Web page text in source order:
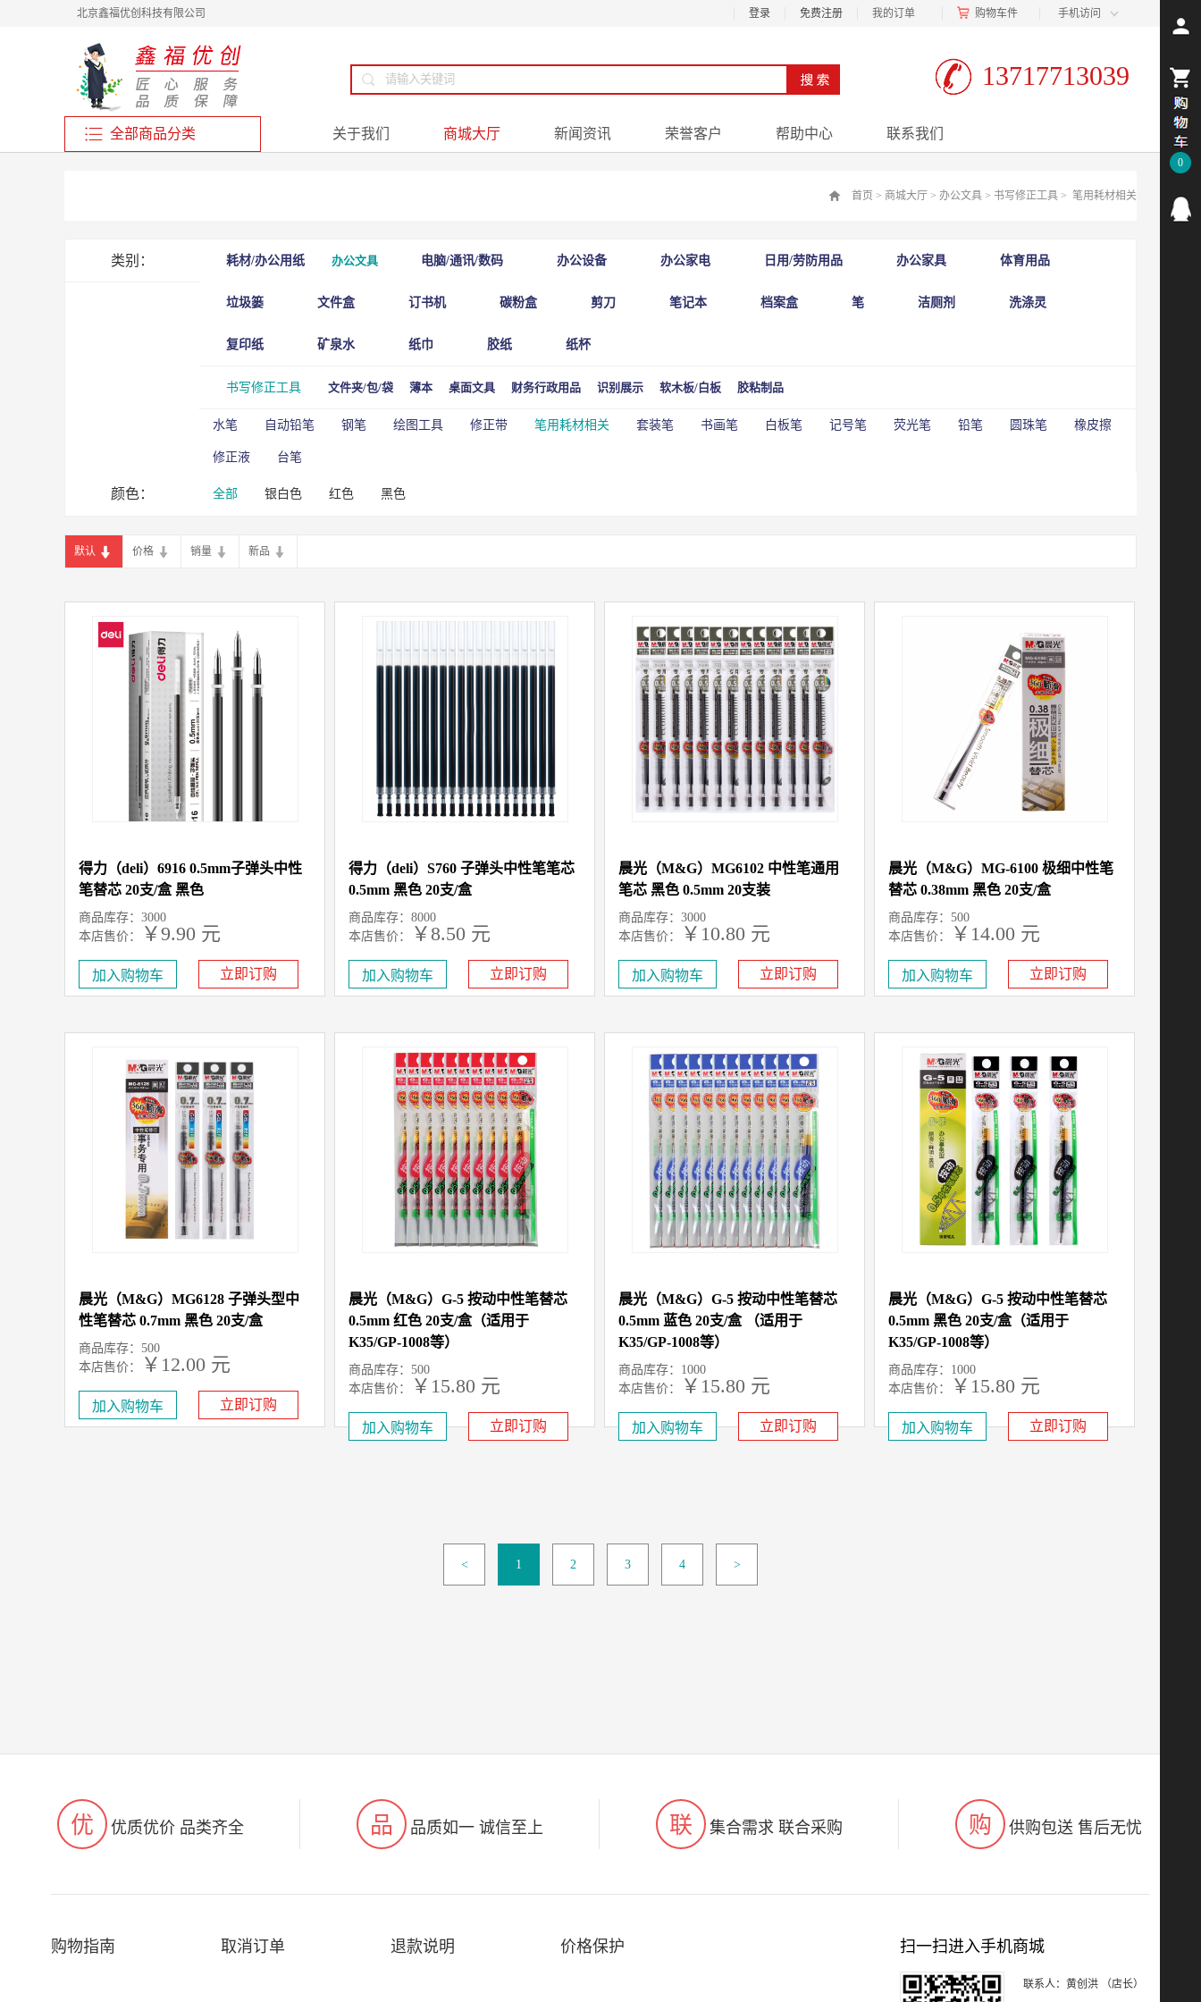
北京鑫福优创科技有限公司 手机访问
购物车件
我的订单
登录 免费注册
13717713039
全部商品分类 关于我们 商城大厅 新闻资讯 荣誉客户 帮助中心 联系我们
首页 > 商城大厅 > 办公文具 > 书写修正工具 > 笔用耗材相关
类别： 耗材/办公用纸 办公文具
书写修正工具
水笔 自动铅笔 钢笔 绘图工具 修正带 笔用耗材相关 套装笔 书画笔 白板笔 记号笔 荧光笔 铅笔 圆珠笔 橡皮擦
修正液 台笔
文件夹/包/袋 薄本 桌面文具 财务行政用品 识别展示 软木板/白板 胶粘制品
电脑/通讯/数码 办公设备 办公家电 日用/劳防用品 办公家具 体育用品
垃圾篓 文件盒 订书机 碳粉盒 剪刀 笔记本 档案盒 笔 洁厕剂 洗涤灵
复印纸 矿泉水 纸巾 胶纸 纸杯
颜色： 全部 银白色 红色 黑色
默认 价格 销量 新品
得力（deli）6916 0.5mm子弹头中性
笔替芯 20支/盒 黑色
商品库存：3000
本店售价：
￥9.90 元
立即订购
得力（deli）S760 子弹头中性笔笔芯
0.5mm 黑色 20支/盒
商品库存：8000
本店售价：
￥8.50 元
立即订购
晨光（M&G）MG6102 中性笔通用
笔芯 黑色 0.5mm 20支装
商品库存：3000
本店售价：
￥10.80 元
立即订购
晨光（M&G）MG-6100 极细中性笔
替芯 0.38mm 黑色 20支/盒
商品库存：500
本店售价：
￥14.00 元
立即订购
晨光（M&G）MG6128 子弹头型中
性笔替芯 0.7mm 黑色 20支/盒
商品库存：500
本店售价：
￥12.00 元
立即订购
晨光（M&G）G-5 按动中性笔替芯
0.5mm 红色 20支/盒（适用于
K35/GP-1008等）
商品库存：500
本店售价：
￥15.80 元
立即订购
晨光（M&G）G-5 按动中性笔替芯
0.5mm 蓝色 20支/盒 （适用于
K35/GP-1008等）
商品库存：1000
本店售价：
￥15.80 元
立即订购
晨光（M&G）G-5 按动中性笔替芯
0.5mm 黑色 20支/盒（适用于
K35/GP-1008等）
商品库存：1000
本店售价：
￥15.80 元
立即订购
< 1 2 3 4 >
优 优质优价 品类齐全 品 品质如一 诚信至上 联 集合需求 联合采购 购 供购包送 售后无忧
购物指南 取消订单 退款说明 价格保护 扫一扫进入手机商城
联系人：黄创洪 （店长）
0